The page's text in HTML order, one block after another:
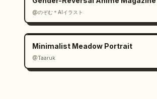
@のぞむ＊AIイラスト
Minimalist Meadow Portrait
@Taaruk